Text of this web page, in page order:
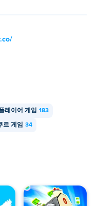
스를 모바일 기기
있나요?
퓨터와 휴대폰, 태블릿
레이어 게임 183
르 게임 34